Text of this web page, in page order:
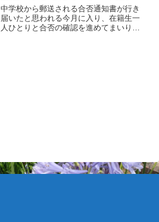
中学校から郵送される合否通知書が行き
届いたと思われる今月に入り、在籍生一
人ひとりと合否の確認を進めてまいりま